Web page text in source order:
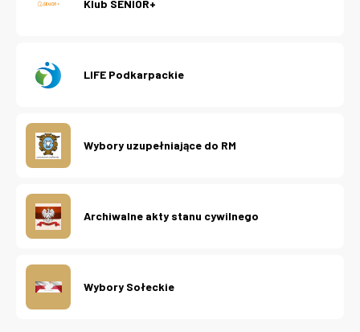
Klub SENIOR+
LIFE Podkarpackie
Wybory uzupełniające do RM
Archiwalne akty stanu cywilnego
Wybory Sołeckie